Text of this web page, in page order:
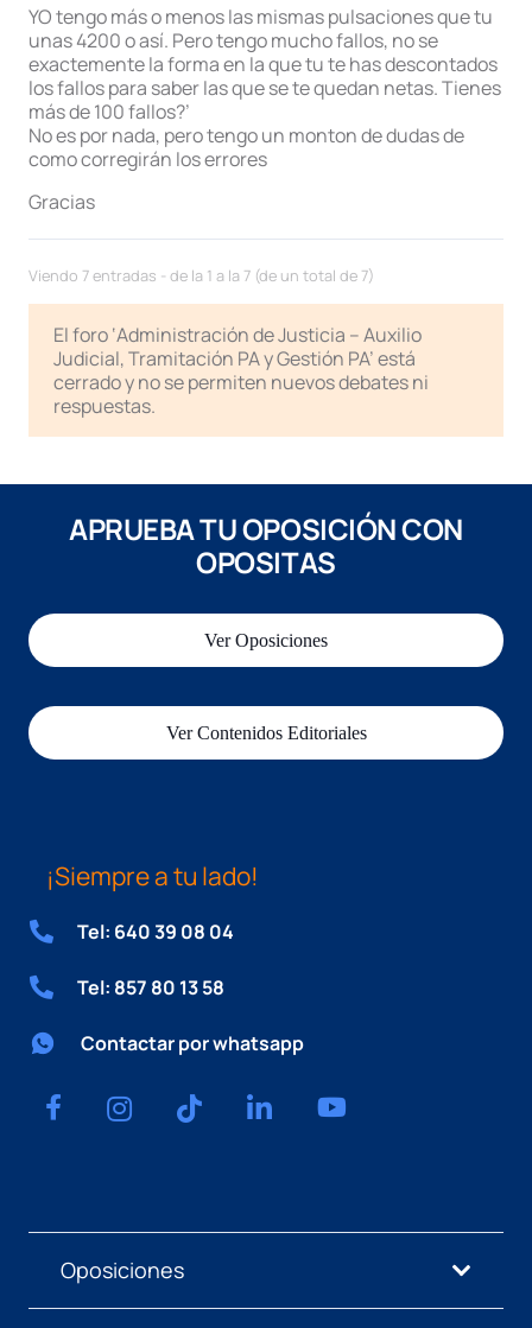
YO tengo más o menos las mismas pulsaciones que tu
unas 4200 o así. Pero tengo mucho fallos, no se
exactemente la forma en la que tu te has descontados
los fallos para saber las que se te quedan netas. Tienes
más de 100 fallos?’
No es por nada, pero tengo un monton de dudas de
como corregirán los errores
Gracias
Viendo 7 entradas - de la 1 a la 7 (de un total de 7)
El foro ‘Administración de Justicia – Auxilio
Judicial, Tramitación PA y Gestión PA’ está
cerrado y no se permiten nuevos debates ni
respuestas.
APRUEBA TU OPOSICIÓN CON
OPOSITAS
Ver Oposiciones
Ver Contenidos Editoriales
¡Siempre a tu lado!
Tel: 640 39 08 04
Tel: 857 80 13 58
Contactar por whatsapp
Oposiciones